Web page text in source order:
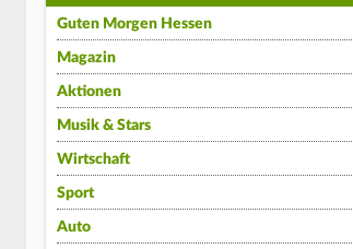
Guten Morgen Hessen
Magazin
Aktionen
Musik & Stars
Wirtschaft
Sport
Auto